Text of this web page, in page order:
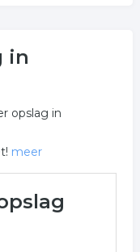
in
opslag in
meer